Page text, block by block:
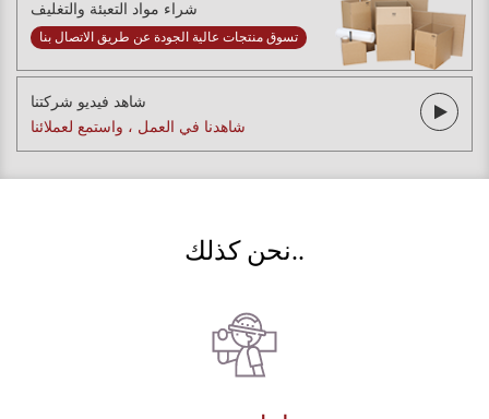
شراء مواد التعبئة والتغليف
تسوق منتجات عالية الجودة عن طريق الاتصال بنا
شاهد فيديو شركتنا
شاهدنا في العمل ، واستمع لعملائنا
نحن كذلك..